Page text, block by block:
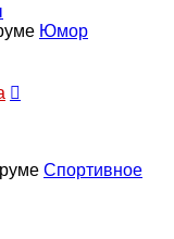
Юмор
Спортивное